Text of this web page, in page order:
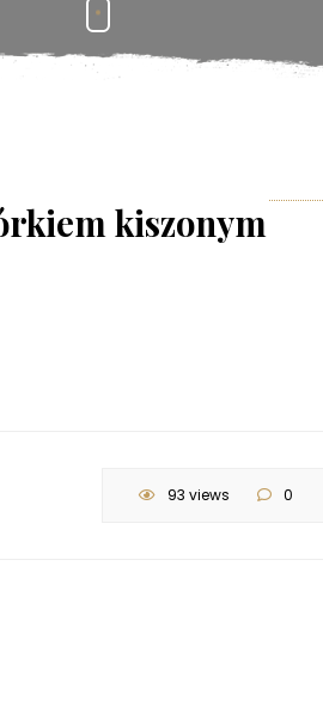
kiszonym
93 views 0